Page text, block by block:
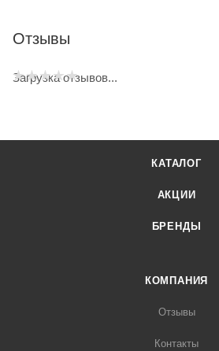
Отзывы
Загрузка отзывов...
КАТАЛОГ
АКЦИИ
БРЕНДЫ
КОМПАНИЯ
Отзывы
Контакты